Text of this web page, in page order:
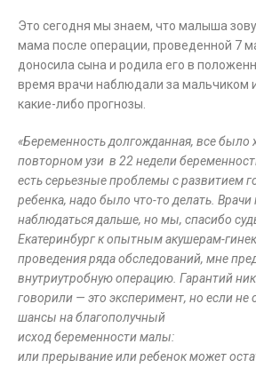
Это сегодня мы знаем, что малыша
мама после операции, проведенной 7
доносила сына и родила его в
время врачи наблюдали за мальчиком
какие-либо прогнозы.
«Беременность долгожданная, все было
повторном узи в 22 недели
есть серьезные проблемы с развитием
ребенка, надо было что-то делать.
наблюдаться дальше, но мы, спасибо
Екатеринбург к опытным акушерам-
проведения ряда обследований, мне
внутриутробную операцию. Гарантий
говорили — это эксперимент, но если не
шансы наблагополучный
исход беременности малы:
или прерывание или ребенок может